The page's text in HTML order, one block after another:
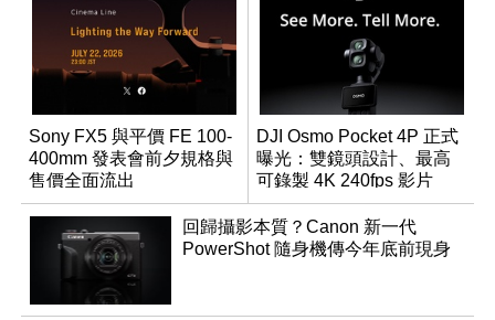
Sony FX5 與平價 FE 100-
400mm 發表會前夕規格與
售價全面流出
DJI Osmo Pocket 4P 正式
曝光：雙鏡頭設計、最高
可錄製 4K 240fps 影片
回歸攝影本質？Canon 新一代
PowerShot 隨身機傳今年底前現身